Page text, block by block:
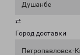
Душанбе
⇄
Город доставки
Петропавловск-